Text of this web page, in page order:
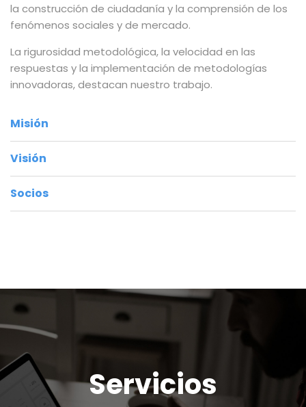
la construcción de ciudadanía y la comprensión de los
fenómenos sociales y de mercado.
La rigurosidad metodológica, la velocidad en las
respuestas y la implementación de metodologías
innovadoras, destacan nuestro trabajo.
Misión
Visión
Socios
Servicios